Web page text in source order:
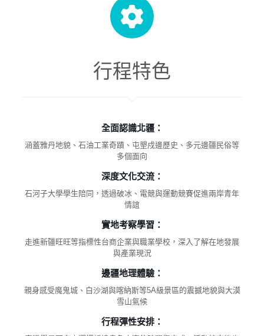
行程特色
全面認識北疆：
涵蓋雅丹地貌、石油工業奇蹟、屯墾戍邊歷史、多元邊疆民俗等
多個面向
深度文化交流：
石河子大學學生陪同，透過破冰、電競與運動競賽促進兩岸青年
情誼
實地考察學習：
走進新疆旺旺等指標性台商企業與職業學校，深入了解在地發展
與產業現況
邊疆地理體驗：
親身感受魔鬼城、白沙湖與喀納斯等5A級景區的震撼地貌與大漠
雪山氣候
行程彈性安排：